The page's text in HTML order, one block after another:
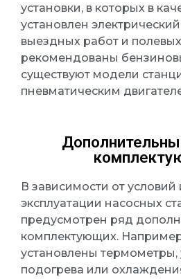
установки, в которых в
установлен
выездных работ и
рекомендованы
существуют модели
пневматическим
В зависимости от
эксплуатации насосных
предусмотрен ряд
комплектующих.
установлены термометры,
подогрева или